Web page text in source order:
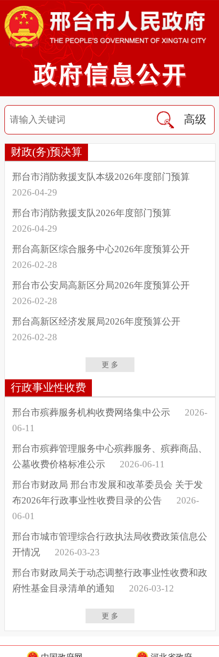
高级
财政(务)预决算
邢台市消防救援支队本级2026年度部门预算
2026-04-29
邢台市消防救援支队2026年度部门预算
2026-04-29
邢台高新区综合服务中心2026年度预算公开
2026-02-28
邢台市公安局高新区分局2026年度预算公开
2026-02-28
邢台高新区经济发展局2026年度预算公开
2026-02-28
更 多
行政事业性收费
邢台市殡葬服务机构收费网络集中公示
2026-
06-11
邢台市殡葬管理服务中心殡葬服务、殡葬商品、
公墓收费价格标准公示
2026-06-11
邢台市财政局 邢台市发展和改革委员会 关于发
布2026年行政事业性收费目录的公告
2026-
06-01
邢台市城市管理综合行政执法局收费政策信息公
开情况
2026-03-23
邢台市财政局关于动态调整行政事业性收费和政
府性基金目录清单的通知
2026-03-12
更 多